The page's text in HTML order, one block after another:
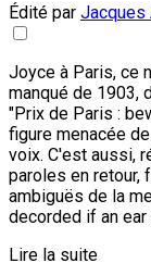
Édité par Jacques
Joyce à Paris, ce
manqué de 1903,
"Prix de Paris :
figure menacée
voix. C'est aussi,
paroles en retour,
ambiguës de la
decorded if an
Lire la suite